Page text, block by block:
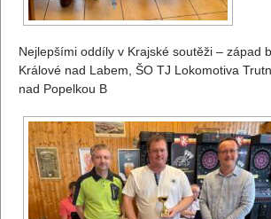
Nejlepšími oddíly v Krajské soutěži – západ
Králové nad Labem, ŠO TJ Lokomotiva
nad Popelkou B